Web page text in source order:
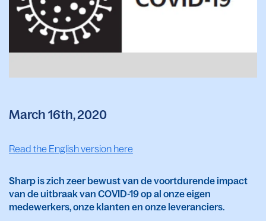
March 16th, 2020
Read the English version here
Sharp is zich zeer bewust van de voortdurende impact
van de uitbraak van COVID-19 op al onze eigen
medewerkers, onze klanten en onze leveranciers.